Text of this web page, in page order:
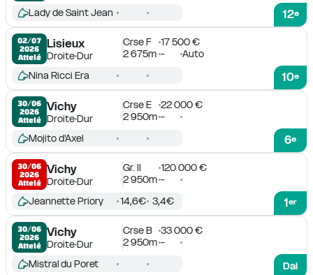
12e
Lady de Saint Jean
02/07
2026
Attelé
Lisieux
DroiteDur
Crse F
17 500 €
2 675m - Auto
10e
Nina Ricci Era
30/06
2026
Attelé
Vichy
DroiteDur
Crse E
22 000 €
2 950m -
6e
Mojito d'Axel
30/06
2026
Attelé
Vichy
DroiteDur
Gr. II
120 000 €
2 950m -
1er
Jeannette Priory 14,6€ 3,4€
30/06
2026
Attelé
Vichy
DroiteDur
Crse B
33 000 €
2 950m -
Dai
Mistral du Poret